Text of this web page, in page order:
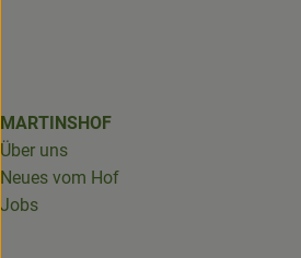
MARTINSHOF
Über uns
Neues vom Hof
Jobs